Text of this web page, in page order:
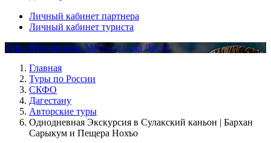
Личный кабинет партнера
Личный кабинет туриста
Туры ПроживаниеМеста отдыха Досуг
Главная
Туры по России
СКФО
Дагестану
Авторские туры
Однодневная Экскурсия в Сулакский каньон | Бархан
Сарыкум и Пещера Нохъо